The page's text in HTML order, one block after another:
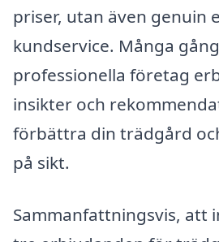
priser, utan även genuin
kundservice. Många
professionella företag
insikter och
förbättra din trädgård
på sikt.
Sammanfattningsvis, att